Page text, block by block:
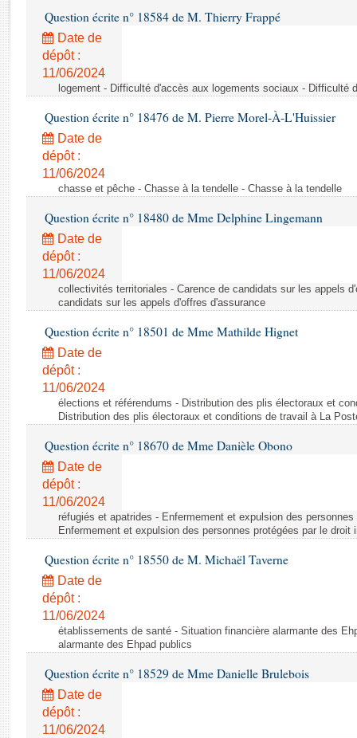
Rapports législatifs
Rapports sur l'application des lois
Baromètre de l’application des lois
Budget et sécurité sociale
Questions écrites et orales
Comptes rendus des débats
Question écrite n° 18584 de M. Thierry Frappé
Date de
dépôt :
11/06/2024
logement - Difficulté d'accès aux logements sociaux - Difficulté
Question écrite n° 18476 de M. Pierre Morel-À-L'Huissier
Date de
dépôt :
11/06/2024
chasse et pêche - Chasse à la tendelle - Chasse à la tendelle
Question écrite n° 18480 de Mme Delphine Lingemann
Date de
dépôt :
11/06/2024
collectivités territoriales - Carence de candidats sur les appels
candidats sur les appels d'offres d'assurance
Question écrite n° 18501 de Mme Mathilde Hignet
Date de
dépôt :
11/06/2024
élections et référendums - Distribution des plis électoraux et
Distribution des plis électoraux et conditions de travail à La
Question écrite n° 18670 de Mme Danièle Obono
Date de
dépôt :
11/06/2024
réfugiés et apatrides - Enfermement et expulsion des
Enfermement et expulsion des personnes protégées par le droit
Question écrite n° 18550 de M. Michaël Taverne
Date de
dépôt :
11/06/2024
établissements de santé - Situation financière alarmante des
alarmante des Ehpad publics
Question écrite n° 18529 de Mme Danielle Brulebois
Date de
dépôt :
11/06/2024